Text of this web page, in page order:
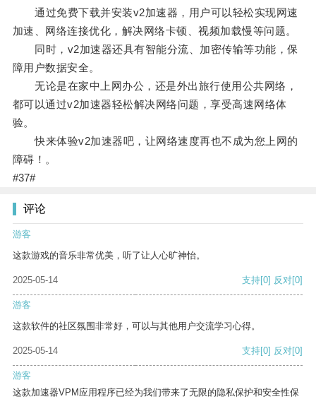
通过免费下载并安装v2加速器，用户可以轻松实现网速
加速、网络连接优化，解决网络卡顿、视频加载慢等问题。
同时，v2加速器还具有智能分流、加密传输等功能，保
障用户数据安全。
无论是在家中上网办公，还是外出旅行使用公共网络，
都可以通过v2加速器轻松解决网络问题，享受高速网络体
验。
快来体验v2加速器吧，让网络速度再也不成为您上网的
障碍！。
#37#
评论
游客
这款游戏的音乐非常优美，听了让人心旷神怡。
2025-05-14 支持[0] 反对[0]
游客
这款软件的社区氛围非常好，可以与其他用户交流学习心得。
2025-05-14 支持[0] 反对[0]
游客
这款加速器VPM应用程序已经为我们带来了无限的隐私保护和安全性保